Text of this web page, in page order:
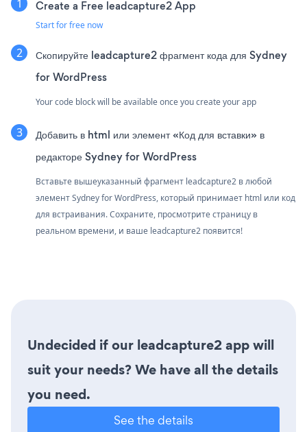
Create a Free leadcapture2 App
Start for free now
Скопируйте leadcapture2 фрагмент кода для Sydney
for WordPress
Your code block will be available once you create your app
Добавить в html или элемент «Код для вставки» в
редакторе Sydney for WordPress
Вставьте вышеуказанный фрагмент leadcapture2 в любой
элемент Sydney for WordPress, который принимает html или код
для встраивания. Сохраните, просмотрите страницу в
реальном времени, и ваше leadcapture2 появится!
Undecided if our leadcapture2 app will
suit your needs? We have all the details
you need.
See the details